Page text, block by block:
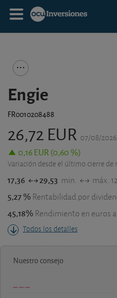
Engie
FR0010208488
26,72 EUR 07/08/2026
0,16 EUR (0,60 %)
Variación desde el último cierre de
17,36 29,53 min. máx.
5,27 % Rentabilidad por
45,18% Rendimiento en euros a
Todos los detalles
Nuestro consejo